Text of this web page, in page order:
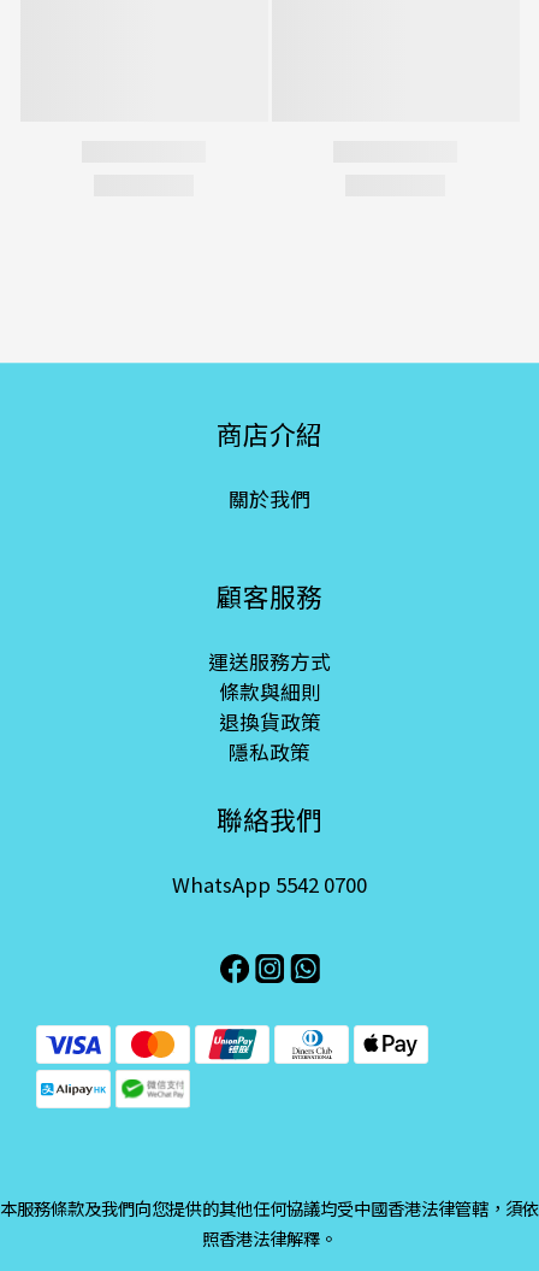
商店介紹
關於我們
顧客服務
運送服務方式
條款與細則
退換貨政策
隱私政策
聯絡我們
WhatsApp 5542 0700
本服務條款及我們向您提供的其他任何協議均受中國香港法律管轄，須依
照香港法律解釋。